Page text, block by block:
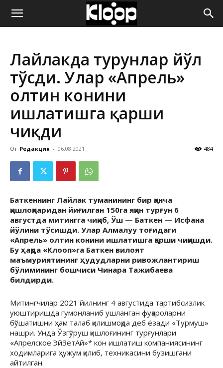
ҚИРҒИЗИСТОН
ЯНГИЛИКЛАРИ
Лайлакда турғунлар йўл
тўсди. Улар «Апрель»
олтин конини
ишлатишга қарши
чиқди
От Редакция - 06.08.2021 484
Баткеннинг Лайлак туманининг бир қанча
қишлоқларидан йиғилган 150га яқин турғун 6
августда митингга чиқиб, Ўш — Баткен — Исфана
йўлини тўсишди. Улар Алмалуу тоғидаги
«Апрель» олтин конини ишлатишга қарши чиқишди.
Бу ҳақда «Клооп»га Баткен вилоят
маъмуриятининг ҳудудларни ривожлантириш
бўлимининг бошчиси Чинара Тажибаева
билдирди.
Митингчилар 2021 йилнинг 4 августида тартибсизлик
уюштиришда гумонланиб ушланган фуқароларни
бўшатишни ҳам талаб қилишмоқда деб ёзади «Турмуш»
нашри. Унда Ўзгўруш қишлоғининг турғунлари
«Апрелское ЭйЗетАй»* кон ишлатиш компаниясининг
ходимларига ҳужум қилиб, техникасини бузишгани
айтилган.